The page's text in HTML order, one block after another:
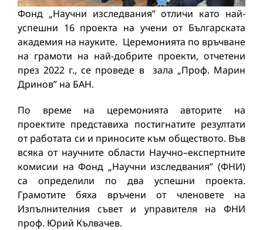
Фонд „Научни изследвания” отличи като най-
успешни 16 проекта на учени от Българската
академия на науките. Церемонията по връчване
на грамоти на най-добрите проекти, отчетени
през 2022 г., се проведе в зала „Проф. Марин
Дринов” на БАН.
По време на церемонията авторите на
проектите представиха постигнатите резултати
от работата си и приносите към обществото. Във
всяка от научните области Научно–експертните
комисии на Фонд „Научни изследвания” (ФНИ)
са определили по два успешни проекта.
Грамотите бяха връчени от членовете на
Изпълнителния съвет и управителя на ФНИ
проф. Юрий Кълвачев.